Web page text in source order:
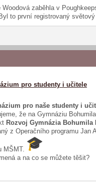
Woodová zaběhla v
to první registrovaný světový
pro studenty i učitele
pro naše studenty i
že na Gymnáziu
Rozvoj Gymnázia Bohumila
z Operačního programu Jan
MŠMT.
a na co se můžete těšit?